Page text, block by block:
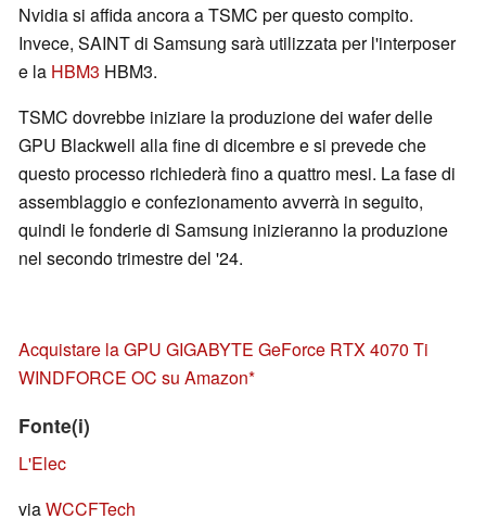
Nvidia si affida ancora a TSMC per questo compito.
Invece, SAINT di Samsung sarà utilizzata per l'interposer
e la HBM3 HBM3.
TSMC dovrebbe iniziare la produzione dei wafer delle
GPU Blackwell alla fine di dicembre e si prevede che
questo processo richiederà fino a quattro mesi. La fase di
assemblaggio e confezionamento avverrà in seguito,
quindi le fonderie di Samsung inizieranno la produzione
nel secondo trimestre del '24.
Acquistare la GPU GIGABYTE GeForce RTX 4070 Ti
WINDFORCE OC su Amazon
Fonte(i)
L'Elec
viaWCCFTech